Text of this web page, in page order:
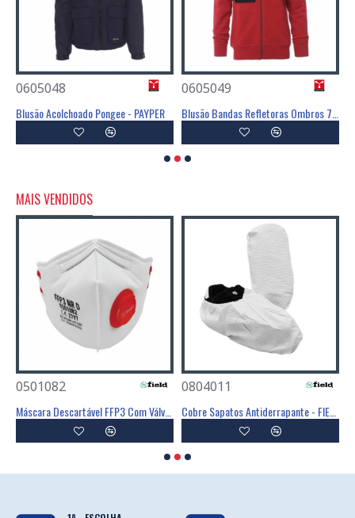
0605048
Blusão Acolchoado Pongee - PAYPER
0605049
MAIS VENDIDOS
0501082 0804011